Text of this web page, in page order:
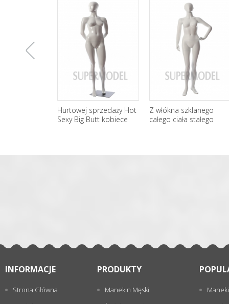
Hurtowej sprzedaży Hot
Sexy Big Butt kobiece
Z włókna szklanego
całego ciała stałego
INFORMACJE
Strona Główna
PRODUKTY
Manekin Męski